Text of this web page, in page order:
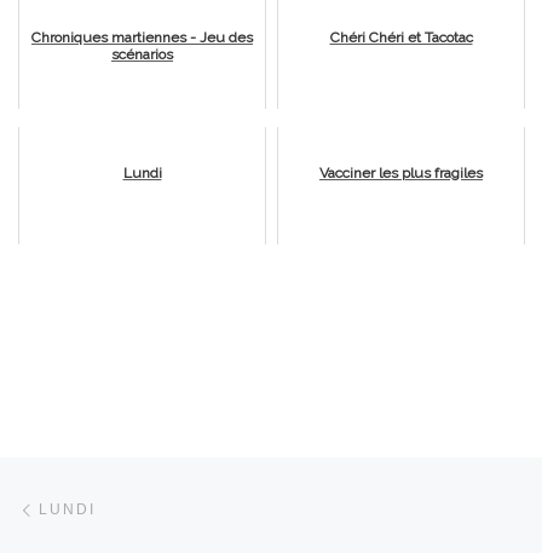
Chroniques martiennes - Jeu des
scénarios
Chéri Chéri et Tacotac
Lundi Vacciner les plus fragiles
Parcourir les articles
LUNDI